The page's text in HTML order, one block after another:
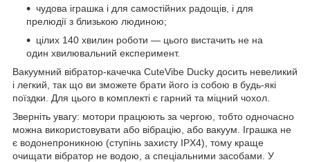
чудова іграшка і для самостійних радощів, і для
прелюдії з близькою людиною;
цілих 140 хвилин роботи — цього вистачить не на
один хвилювальний експеримент.
Вакуумний вібратор-качечка CuteVibe Ducky досить невеликий
і легкий, так що ви зможете брати його із собою в будь-які
поїздки. Для цього в комплекті є гарний та міцний чохол.
Зверніть увагу: мотори працюють за чергою, тобто одночасно
можна використовувати або вібрацію, або вакуум. Іграшка не
є водонепроникною (ступінь захисту IPX4), тому краще
очищати вібратор не водою, а спеціальними засобами. У